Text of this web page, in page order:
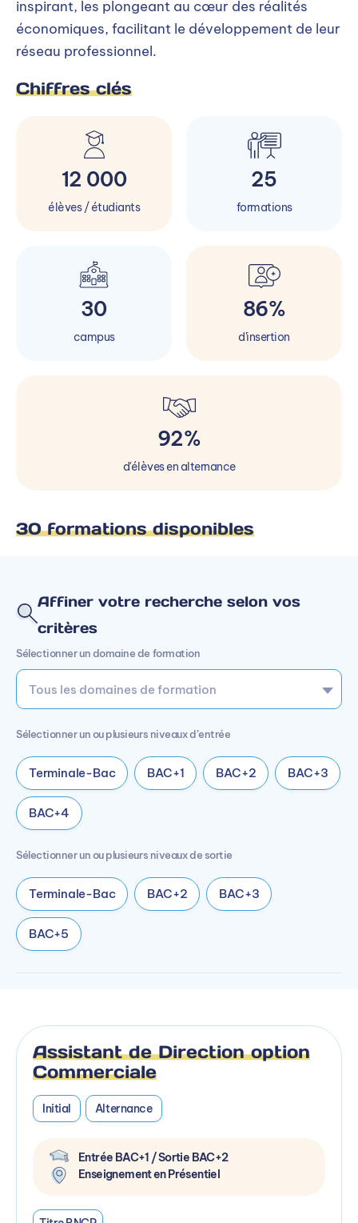
inspirant, les plongeant au cœur des réalités
économiques, facilitant le développement de leur
réseau professionnel.
Chiffres clés
12 000
élèves / étudiants
25
formations
30
campus
86%
d'insertion
92%
d'élèves en alternance
30 formations disponibles
Affiner votre recherche selon vos
critères
Sélectionner un domaine de formation
Sélectionner un ou plusieurs niveaux d’entrée
Terminale-Bac BAC+1 BAC+2 BAC+3
BAC+4
Sélectionner un ou plusieurs niveaux de sortie
Terminale-Bac BAC+2 BAC+3
BAC+5
Assistant de Direction option
Commerciale
Initial Alternance
Entrée BAC+1 / Sortie BAC+2
Enseignement en Présentiel